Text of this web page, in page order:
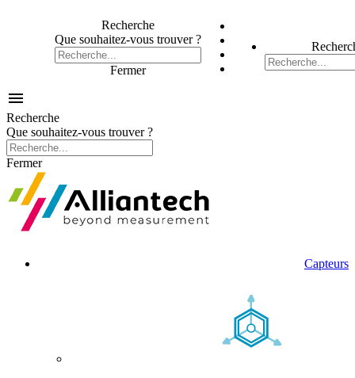
Recherche
Que souhaitez-vous trouver ?
Fermer

Recherche
Que souhaitez-vous trouver ?
Fermer
Capteurs